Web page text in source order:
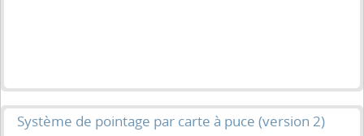
Système de pointage par carte à puce (version 2)